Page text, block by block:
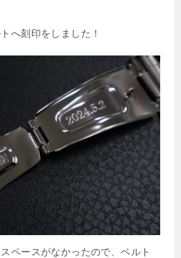
へ刻印をしました！
ペースがなかったので、ベルト